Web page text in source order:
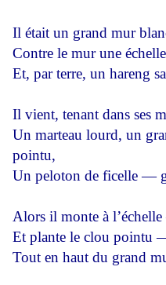
Il était un grand mur
Contre le mur une
Et, par terre, un hareng
Il vient, tenant dans ses
Un marteau lourd, un
pointu,
Un peloton de ficelle —
Alors il monte à
Et plante le clou pointu
Tout en haut du grand